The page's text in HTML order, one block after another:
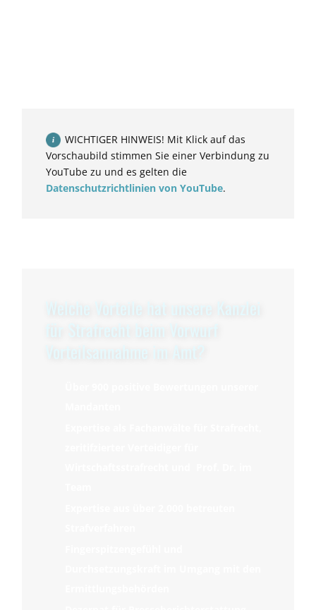
WICHTIGER HINWEIS! Mit Klick auf das
Vorschaubild stimmen Sie einer Verbindung zu
YouTube zu und es gelten die
Datenschutzrichtlinien von YouTube.